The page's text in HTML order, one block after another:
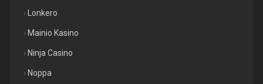
Lonkero
Mainio Kasino
Ninja Casino
Noppa